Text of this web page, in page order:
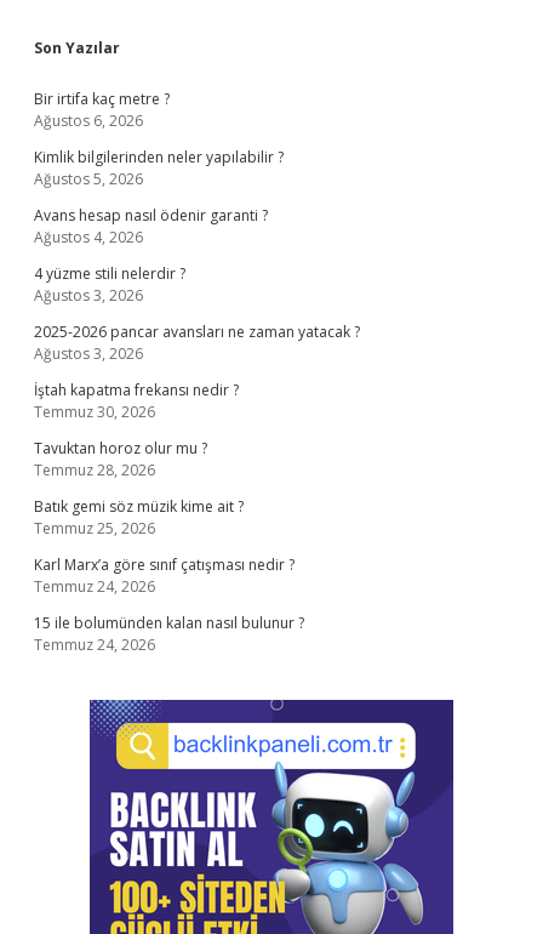
Sidebar
Son Yazılar
Bir irtifa kaç metre ?
Ağustos 6, 2026
Kimlik bilgilerinden neler yapılabilir ?
Ağustos 5, 2026
Avans hesap nasıl ödenir garanti ?
Ağustos 4, 2026
4 yüzme stili nelerdir ?
Ağustos 3, 2026
2025-2026 pancar avansları ne zaman yatacak ?
Ağustos 3, 2026
İştah kapatma frekansı nedir ?
Temmuz 30, 2026
Tavuktan horoz olur mu ?
Temmuz 28, 2026
Batık gemi söz müzik kime ait ?
Temmuz 25, 2026
Karl Marx’a göre sınıf çatışması nedir ?
Temmuz 24, 2026
15 ile bolumünden kalan nasıl bulunur ?
Temmuz 24, 2026